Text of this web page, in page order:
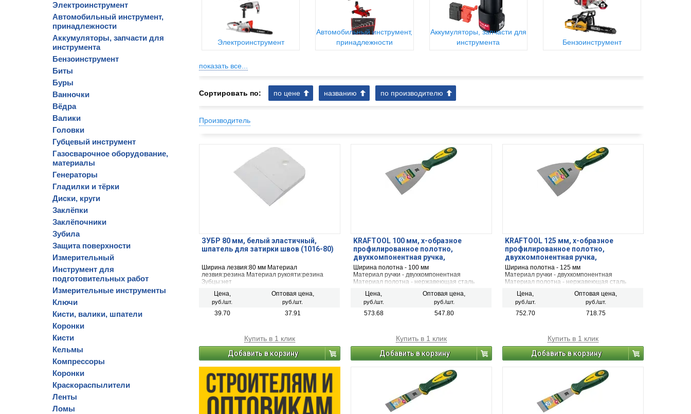
Электроинструмент
Автомобильный инструмент,
принадлежности
Аккумуляторы, запчасти для
инструмента
Бензоинструмент
Биты
Буры
Ванночки
Вёдра
Валики
Головки
Губцевый инструмент
Газосварочное оборудование,
материалы
Генераторы
Гладилки и тёрки
Диски, круги
Заклёпки
Заклёпочники
Зубила
Защита поверхности
Измерительный
Инструмент для
подготовительных работ
Измерительные инструменты
Ключи
Кисти, валики, шпатели
Коронки
Кисти
Кельмы
Компрессоры
Коронки
Краскораспылители
Ленты
Ломы
Электроинструмент
Автомобильный инструмент,
принадлежности
Аккумуляторы, запчасти для
инструмента
Бензоинструмент
показать все...
Сортировать по: по цене названию по производителю
Производитель
ЗУБР 80 мм, белый эластичный,
шпатель для затирки швов (1016-80)
Ширина лезвия:80 мм Материал
лезвия:резина Материал рукояти:резина
Зубцы:нет
Цена,
руб./шт.
Оптовая цена,
руб./шт.
39.70 37.91
Купить в 1 клик
Добавить в корзину
KRAFTOOL 100 мм, х-образное
профилированное полотно,
двухкомпонентная ручка,
нержавеющий, шпатель (10035-100)
Ширина полотна - 100 мм
Материал ручки - двухкомпонентная
Материал полотна - нержавеющая сталь
Цена,
руб./шт.
Оптовая цена,
руб./шт.
573.68 547.80
Купить в 1 клик
Добавить в корзину
KRAFTOOL 125 мм, х-образное
профилированное полотно,
двухкомпонентная ручка,
нержавеющий, шпатель (10035-125)
Ширина полотна - 125 мм
Материал ручки - двухкомпонентная
Материал полотна - нержавеющая сталь
Цена,
руб./шт.
Оптовая цена,
руб./шт.
752.70 718.75
Купить в 1 клик
Добавить в корзину